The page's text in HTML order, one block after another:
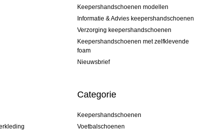
Keepershandschoenen modellen
Informatie & Advies keepershandschoenen
Verzorging keepershandschoenen
Keepershandschoenen met zelfklevende
foam
Nieuwsbrief
Categorie
Keepershandschoenen
Voetbalschoenen